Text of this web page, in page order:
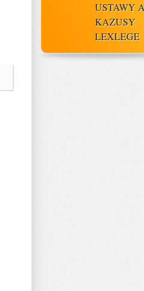
USTAWY
KAZUSY
LEXLEGE